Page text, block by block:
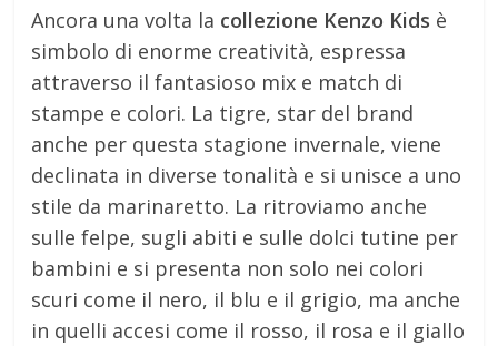
Ancora una volta la collezione Kenzo Kids è
simbolo di enorme creatività, espressa
attraverso il fantasioso mix e match di
stampe e colori. La tigre, star del brand
anche per questa stagione invernale, viene
declinata in diverse tonalità e si unisce a uno
stile da marinaretto. La ritroviamo anche
sulle felpe, sugli abiti e sulle dolci tutine per
bambini e si presenta non solo nei colori
scuri come il nero, il blu e il grigio, ma anche
in quelli accesi come il rosso, il rosa e il giallo